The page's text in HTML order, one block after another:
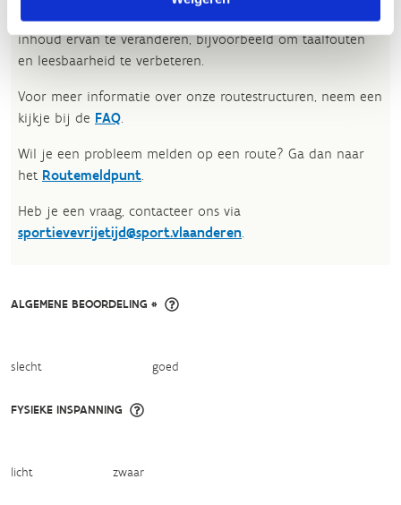
tekstgedeelte van jouw evaluatie zonder de feitelijke
inhoud ervan te veranderen, bijvoorbeeld om taalfouten
en leesbaarheid te verbeteren.​
Voor meer informatie over onze routestructuren, neem een
kijkje bij de FAQ.
Wil je een probleem melden op een route? Ga dan naar
het Routemeldpunt.
Heb je een vraag, contacteer ons via
sportievevrijetijd@sport.vlaanderen.​
ALGEMENE BEOORDELING *
slecht goed
FYSIEKE INSPANNING
licht zwaar